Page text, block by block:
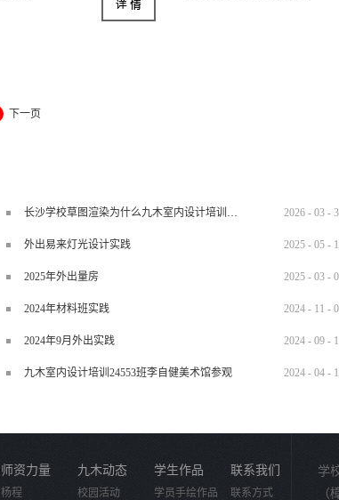
下一页
长沙学校草图渲染为什么九木室内设计培训机构好？ 2026 - 03 -
外出易来灯光设计实践 2025 - 05 -
2025年外出量房 2025 - 03 -
2024年材料班实践 2024 - 11 -
2024年9月外出实践 2024 - 09 -
九木室内设计培训24553班李自健美术馆参观 2024 - 04 -
师资力量
杨程
九木动态
校园活动
学生作品
学员手绘作品
联系我们
联系方式
学
（